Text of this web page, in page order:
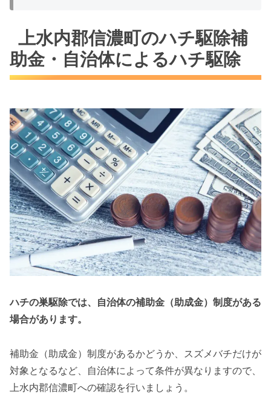
上水内郡信濃町のハチ駆除補
助金・自治体によるハチ駆除
ハチの巣駆除では、自治体の補助金（助成金）制度がある
場合があります。
補助金（助成金）制度があるかどうか、スズメバチだけが
対象となるなど、自治体によって条件が異なりますので、
上水内郡信濃町への確認を行いましょう。